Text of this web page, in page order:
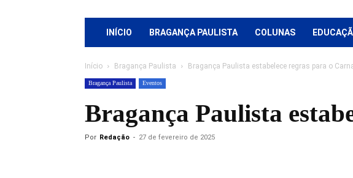
INÍCIO BRAGANÇA PAULISTA COLUNAS
Início Bragança Paulista Bragança Paulista estabelece regras para o
Bragança Paulista Eventos
Bragança Paulista
Por Redação - 27 de fevereiro de 2025